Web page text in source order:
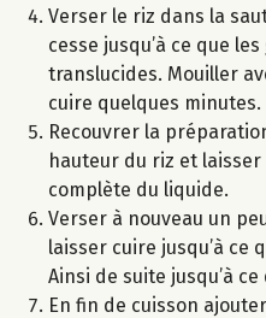
Verser le riz dans la
cesse jusqu’à ce que
translucides. Mouiller
cuire quelques minutes.
Recouvrer la
hauteur du riz et
complète du liquide.
Verser à nouveau un
laisser cuire jusqu’à ce
Ainsi de suite jusqu’à
En fin de cuisson